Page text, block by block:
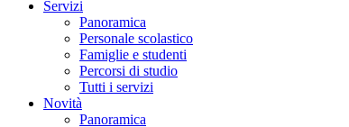
Servizi
Panoramica
Personale scolastico
Famiglie e studenti
Percorsi di studio
Tutti i servizi
Novità
Panoramica